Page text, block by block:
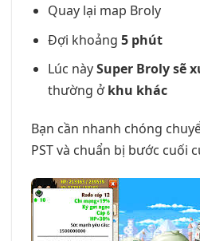
Quay lại map Broly
Đợi khoảng 5 phút
Lúc nàySuper Broly sẽ
thường ởkhu khác
Bạn cần nhanh chóng
PST và chuẩn bị bước cuối